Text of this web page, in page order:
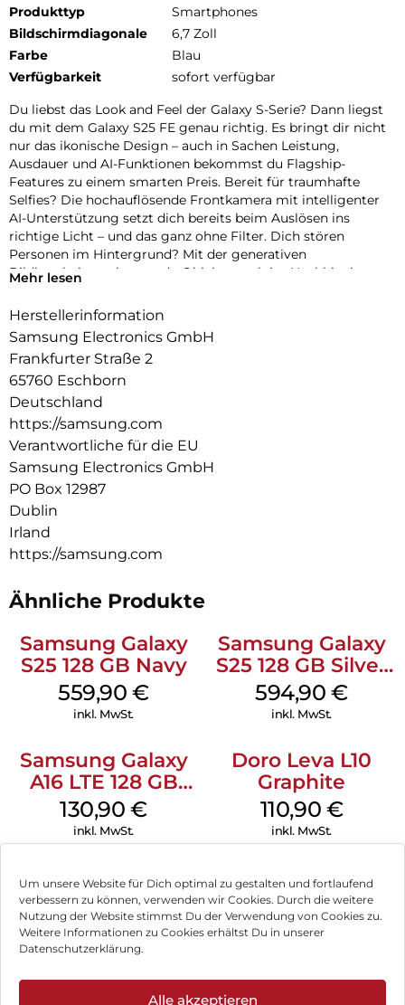
Um unsere Website für Dich optimal zu gestalten und fortlaufend
verbessern zu können, verwenden wir Cookies. Durch die weitere
Nutzung der Website stimmst Du der Verwendung von Cookies zu.
Weitere Informationen zu Cookies erhältst Du in unserer
Datenschutzerklärung.
Alle akzeptieren
Produkttyp
Smartphones
Bildschirmdiagonale
6,7 Zoll
Farbe
Blau
Verfügbarkeit
sofort verfügbar
Du liebst das Look and Feel der Galaxy S-Serie? Dann liegst
du mit dem Galaxy S25 FE genau richtig. Es bringt dir nicht
nur das ikonische Design – auch in Sachen Leistung,
Ausdauer und AI-Funktionen bekommst du Flagship-
Features zu einem smarten Preis. Bereit für traumhafte
Selfies? Die hochauflösende Frontkamera mit intelligenter
AI-Unterstützung setzt dich bereits beim Auslösen ins
richtige Licht – und das ganz ohne Filter. Dich stören
Personen im Hintergrund? Mit der generativen
Bildbearbeitung kannst du Objekte auch im Nachhinein
Schon sieht dein Foto so aus, wie du es dir vorgestellt hast –
nicht ins Stocken gerät, performt im Inneren des Galaxy S25
FE ein Prozessor auf Flagship-Niveau. So läuft nicht nur
deine Bild- und Videobearbeitung flüssig – mit Hilfe von
Galaxy AI-Funktionen und Google Gemini sicherst du dir
auch volle AI-Power für deine täglichen Aufgaben. Selbst
über die Batterielaufzeit deines Galaxy S25 FE musst du dir
so gut wie keine Gedanken machen. Der ausdauernde Akku
ermöglicht dir, dass du jeden Moment mit deinem
Smartphone genießen kannst.
Mehr lesen
Herstellerinformation
Samsung Electronics GmbH
Frankfurter Straße 2
65760 Eschborn
Deutschland
https://samsung.com
Verantwortliche für die EU
Samsung Electronics GmbH
PO Box 12987
Dublin
Irland
https://samsung.com
Ähnliche Produkte
Samsung Galaxy
S25 128 GB Navy
559,90€
inkl. MwSt.
Samsung Galaxy
S25 128 GB Silver
Shadow
594,90€
inkl. MwSt.
Samsung Galaxy
A16 LTE 128 GB
Black
130,90€
inkl. MwSt.
Doro Leva L10
Graphite
110,90 €
inkl. MwSt.
Nothing Phone
(3a) 256 GB Black
378,90€
inkl. MwSt.
Google Pixel 9a
128 GB Obsidian
393,90€
Google Pixel 9 Pro
Motorola Moto